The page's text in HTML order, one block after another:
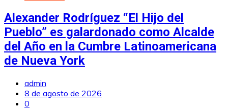
Alexander Rodríguez “El Hijo del
Pueblo” es galardonado como Alcalde
del Año en la Cumbre Latinoamericana
de Nueva York
admin
8 de agosto de 2026
0